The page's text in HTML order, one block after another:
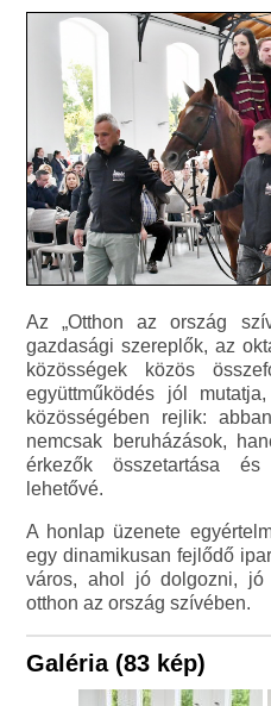
Az „Otthon az ország
gazdasági szereplők, az
közösségek közös
együttműködés jól
közösségében rejlik:
nemcsak beruházások,
érkezők összetartása
lehetővé.
A honlap üzenete
egy dinamikusan fejlődő
város, ahol jó dolgozni,
otthon az ország szívében.
Galéria (83 kép)